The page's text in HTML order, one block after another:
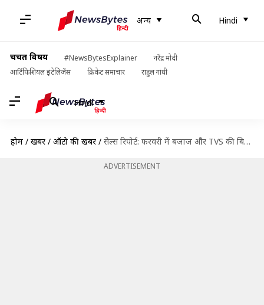
अन्य Hindi
चर्चित विषय #NewsBytesExplainer
नरेंद्र मोदी
आर्टिफिशियल इंटेलिजेंस
क्रिकेट समाचार राहुल गांधी
Hindi
होम / खबरें / ऑटो की खबरें / सेल्स रिपोर्ट: फरवरी में बजाज और TVS की बिक्री हुई कम, जानें सारे सेगमेंट का हाल
ADVERTISEMENT